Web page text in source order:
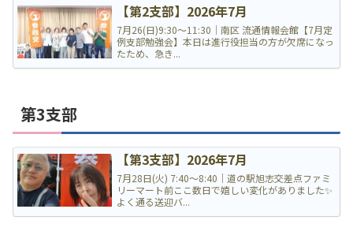
【第2支部】2026年7月
7月26(日)9:30〜11:30｜南区 流通情報会館【7月定
例支部勉強会】本日は進行役担当の方が欠席になっ
たため、急き...
第3支部
【第3支部】2026年7月
7月28日(火) 7:40〜8:40｜道の駅旭志交差点ファミ
リーマート前ここ数日で嬉しい変化がありました✨
よく通る送迎バ...